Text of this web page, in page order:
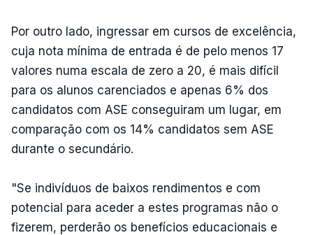
Por outro lado, ingressar em cursos de excelência,
cuja nota mínima de entrada é de pelo menos 17
valores numa escala de zero a 20, é mais difícil
para os alunos carenciados e apenas 6% dos
candidatos com ASE conseguiram um lugar, em
comparação com os 14% candidatos sem ASE
durante o secundário.
"Se indivíduos de baixos rendimentos e com
potencial para aceder a estes programas não o
fizerem, perderão os benefícios educacionais e